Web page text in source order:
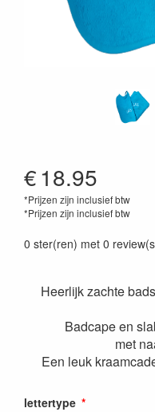
€18.95
*Prijzen zijn inclusief btw
*Prijzen zijn inclusief btw
0 ster(ren) met 0
Heerlijk zachte
Badcape en
met
Een leuk
lettertype